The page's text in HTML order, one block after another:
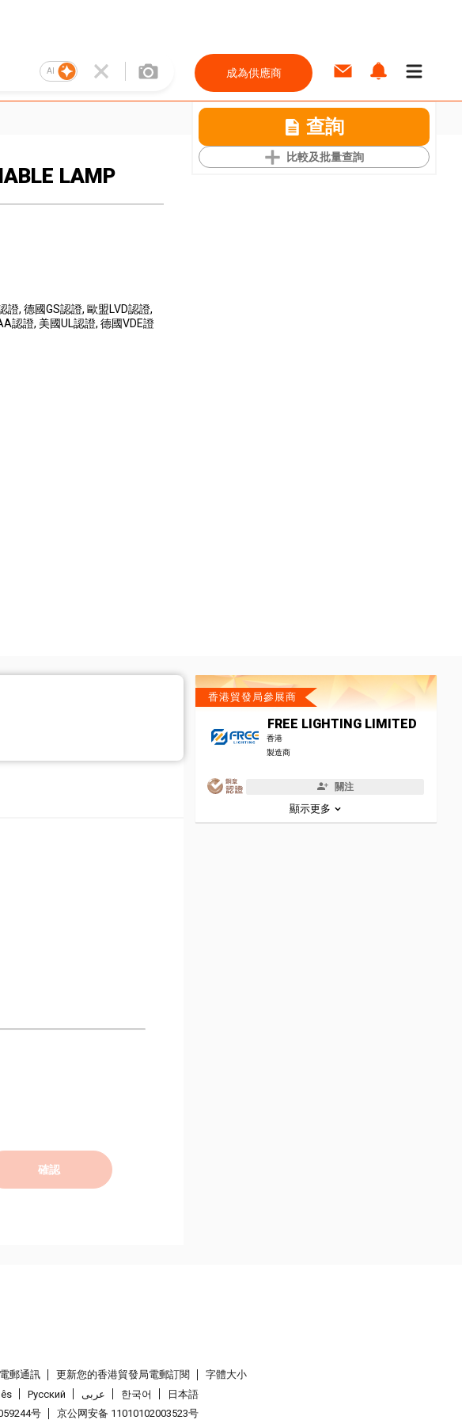
AI 成為供應商
查詢
比較及批量查詢
LAMP
證, 德國GS認證, 歐盟LVD認證,
認證, 美國UL認證, 德國VDE證
確認
香港貿發局參展商
FREE LIGHTING LIMITED
香港
製造商
關注
顯示更多
郵通訊 更新您的香港貿發局電郵訂閱
字體大小
Pусский عربى 한국어
日本語
号 京公网安备 11010102003523号